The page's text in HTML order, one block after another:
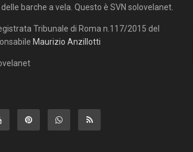
barche a vela. Questo è SVN solovelanet.
Tribunale di Roma n.117/2015 del
Maurizio Anzillotti